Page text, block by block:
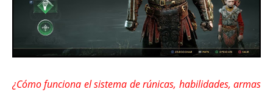
¿Cómo funciona el sistema de rúnicas, habilidades, armas